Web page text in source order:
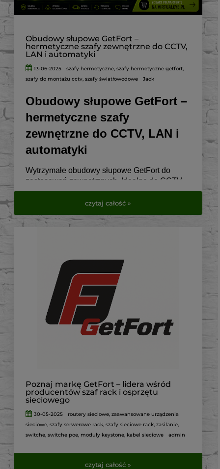
Obudowy słupowe GetFort –
hermetyczne szafy zewnętrzne do CCTV,
LAN i automatyki
13-06-2025 szafy hermetyczne,szafy hermetyczne getfort,
szafy do montażu cctv, szafy światłowodowe Jack
Obudowy słupowe GetFort –
hermetyczne szafy
zewnętrzne do CCTV, LAN i
automatyki
Wytrzymałe obudowy słupowe GetFort do
zastosowań zewnętrznych. Idealne do CCTV,
telekomunikacji, elektryki i automatyki.
Sprawdź dostępne modele w VirtualEye.pl.
czytaj całość »
Poznaj markę GetFort – lidera wśród
producentów szaf rack i osprzętu
sieciowego
30-05-2025 routery sieciowe,zaawansowane urządzenia
sieciowe, szafy serwerowe rack, szafy sieciowe rack, zasilanie,
switche, switche poe, moduły keystone, kabel sieciowe admin
czytaj całość »